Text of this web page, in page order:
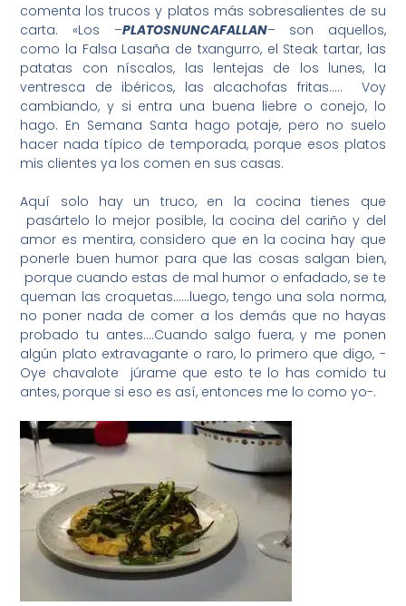
comenta los trucos y platos más sobresalientes de su
carta. «Los –PLATOSNUNCAFALLAN– son aquellos,
como la Falsa Lasaña de txangurro, el Steak tartar, las
patatas con níscalos, las lentejas de los lunes, la
ventresca de ibéricos, las alcachofas fritas….. Voy
cambiando, y si entra una buena liebre o conejo, lo
hago. En Semana Santa hago potaje, pero no suelo
hacer nada típico de temporada, porque esos platos
mis clientes ya los comen en sus casas.
Aquí solo hay un truco, en la cocina tienes que
pasártelo lo mejor posible, la cocina del cariño y del
amor es mentira, considero que en la cocina hay que
ponerle buen humor para que las cosas salgan bien,
porque cuando estas de mal humor o enfadado, se te
queman las croquetas……luego, tengo una sola norma,
no poner nada de comer a los demás que no hayas
probado tu antes….Cuando salgo fuera, y me ponen
algún plato extravagante o raro, lo primero que digo, -
Oye chavalote júrame que esto te lo has comido tu
antes, porque si eso es así, entonces me lo como yo-.